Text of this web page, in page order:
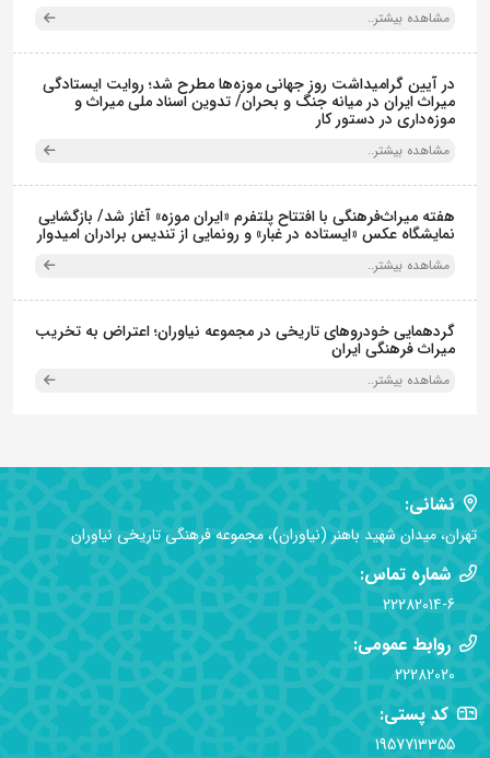
مشاهده بیشتر..
در آیین گرامیداشت روز جهانی موزه‌ها مطرح شد؛ روایت ایستادگی
میراث ایران در میانه جنگ و بحران/ تدوین اسناد ملی میراث و
موزه‌داری در دستور کار
مشاهده بیشتر..
هفته میراث‌فرهنگی با افتتاح پلتفرم «ایران موزه» آغاز شد/ بازگشایی
نمایشگاه عکس «ایستاده در غبار» و رونمایی از تندیس برادران امیدوار
مشاهده بیشتر..
گردهمایی خودروهای تاریخی در مجموعه نیاوران؛ اعتراض به تخریب
میراث فرهنگی ایران
مشاهده بیشتر..
نشانی:
تهران، میدان شهید باهنر (نیاوران)، مجموعه فرهنگی تاریخی نیاوران
شماره تماس:
22282014-6
روابط عمومی:
22282020
کد پستی:
1957713355